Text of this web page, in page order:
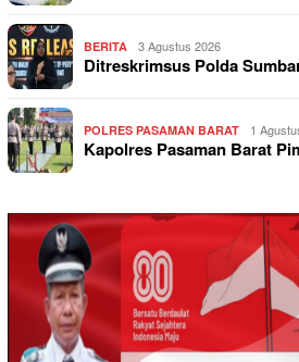
BERITA 3 Agustus 2026
Ditreskrimsus Polda
POLRES PASAMAN BARAT 1
Kapolres Pasaman Barat